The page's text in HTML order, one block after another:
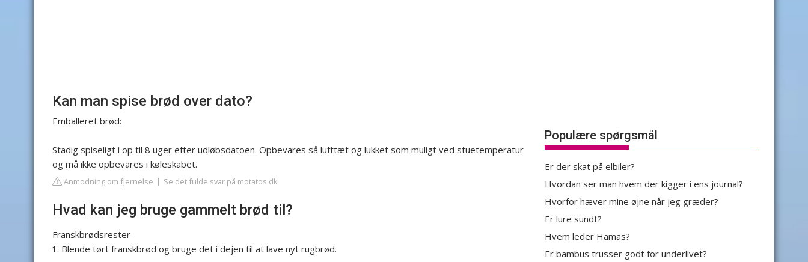
Kan man spise brød over dato?
Emballeret brød:
Stadig spiseligt i op til 8 uger efter udløbsdatoen. Opbevares så lufttæt og lukket som muligt ved stuetemperatur
og må ikke opbevares i køleskabet.
Anmodning om fjernelse Se det fulde svar på motatos.dk
Hvad kan jeg bruge gammelt brød til?
Franskbrødsrester
Blende tørt franskbrød og bruge det i dejen til at lave nyt rugbrød.
Populære spørgsmål
Er der skat på elbiler?
Hvordan ser man hvem der kigger i ens journal?
Hvorfor hæver mine øjne når jeg græder?
Er lure sundt?
Hvem leder Hamas?
Er bambus trusser godt for underlivet?